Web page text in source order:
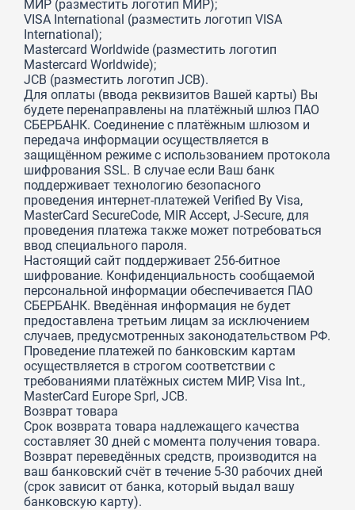
МИР (разместить логотип МИР);
VISA International (разместить логотип VISA
International);
Mastercard Worldwide (разместить логотип
Mastercard Worldwide);
JCB (разместить логотип JCB).
Для оплаты (ввода реквизитов Вашей карты) Вы
будете перенаправлены на платёжный шлюз ПАО
СБЕРБАНК. Соединение с платёжным шлюзом и
передача информации осуществляется в
защищённом режиме с использованием протокола
шифрования SSL. В случае если Ваш банк
поддерживает технологию безопасного
проведения интернет-платежей Verified By Visa,
MasterCard SecureCode, MIR Accept, J-Secure, для
проведения платежа также может потребоваться
ввод специального пароля.
Настоящий сайт поддерживает 256-битное
шифрование. Конфиденциальность сообщаемой
персональной информации обеспечивается ПАО
СБЕРБАНК. Введённая информация не будет
предоставлена третьим лицам за исключением
случаев, предусмотренных законодательством РФ.
Проведение платежей по банковским картам
осуществляется в строгом соответствии с
требованиями платёжных систем МИР, Visa Int.,
MasterCard Europe Sprl, JCB.
Возврат товара
Срок возврата товара надлежащего качества
составляет 30 дней с момента получения товара.
Возврат переведённых средств, производится на
ваш банковский счёт в течение 5-30 рабочих дней
(срок зависит от банка, который выдал вашу
банковскую карту).